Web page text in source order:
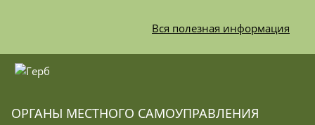
Вся полезная информация
ОРГАНЫ МЕСТНОГО САМОУПРАВЛЕНИЯ